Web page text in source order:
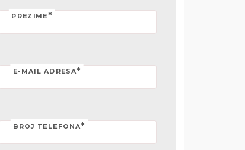
PREZIME *
E-MAIL ADRESA*
BROJ TELEFONA*